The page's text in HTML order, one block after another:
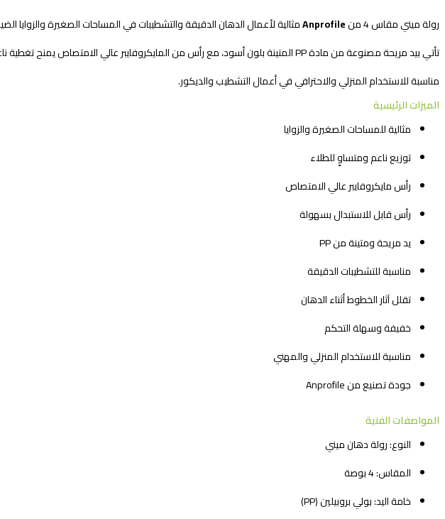
رولة ميني مقاس 4 من Anprofileمثالية لأعمال الدهان الدقيقة والتشطيبات في المساحات الصغيرة والزوايا
تأتي بيد مريحة مصنوعة من مادة PP المتينة بلون أسود، مع رأس من المايكروفايبر عالي الامتصاص يمنح تغطية ناعمة بدون خطوط. كما يمكن استبدال الرأس بسهولة لإعادة الاستخدام عدة مرات.
مناسبة للاستخدام المنزلي والاحترافي في أعمال التشطيب والديكور.
الميزات الرئيسية
مثالية للمساحات الصغيرة والزوايا
توزيع ناعم ومتساوٍ للطلاء
رأس مايكروفايبر عالي الامتصاص
رأس قابل للاستبدال بسهولة
يد مريحة ومتينة من PP
مناسبة للتشطيبات الدقيقة
تقلل آثار الخطوط أثناء الدهان
خفيفة وسهلة التحكم
مناسبة للاستخدام المنزلي والمهني
جودة تصنيع من Anprofile
المواصفات الفنية
النوع: رولة دهان ميني
المقاس: 4 بوصة
خامة اليد: بولي بروبيلين (PP)